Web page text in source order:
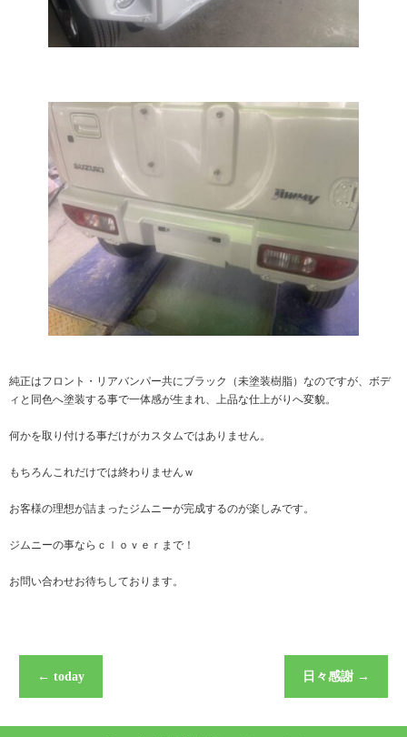
純正はフロント・リアバンパー共にブラック（未塗装樹脂）なのですが、ボデ
ィと同色へ塗装する事で一体感が生まれ、上品な仕上がりへ変貌。
何かを取り付ける事だけがカスタムではありません。
もちろんこれだけでは終わりませんｗ
お客様の理想が詰まったジムニーが完成するのが楽しみです。
ジムニーの事ならｃｌｏｖｅｒまで！
お問い合わせお待ちしております。
← today 日々感謝 →